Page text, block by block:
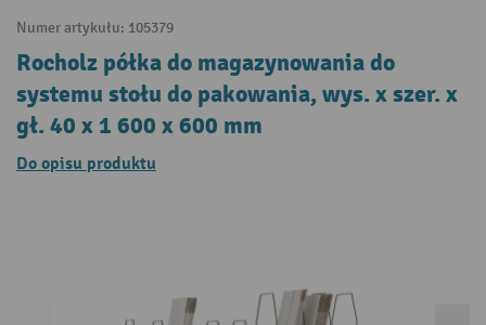
Numer artykułu: 105379
Rocholz półka do magazynowania do
systemu stołu do pakowania, wys. x szer. x
gł. 40 x 1 600 x 600 mm
Do opisu produktu